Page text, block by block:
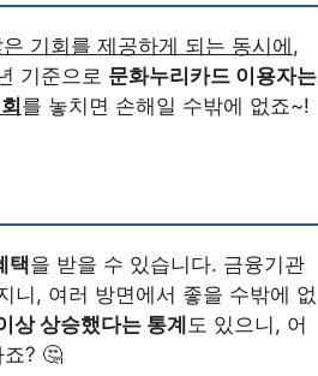
기회를 제공하게 되는 동시에,
기준으로 문화누리카드 이용자는
를 놓치면 손해일 수밖에 없죠~!
택을 받을 수 있습니다. 금융기관
니, 여러 방면에서 좋을 수밖에 없
상 상승했다는 통계 도 있으니, 어
? 🤔